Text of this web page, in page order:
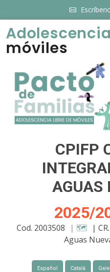
Adolescencia
móviles
CPIFP
AGUAS
2025/
Cod. 2003508 | 🗺️ |
Aguas
Español Català